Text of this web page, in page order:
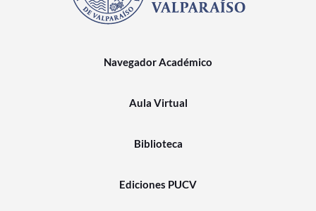
Navegador Académico
Aula Virtual
Biblioteca
Ediciones PUCV